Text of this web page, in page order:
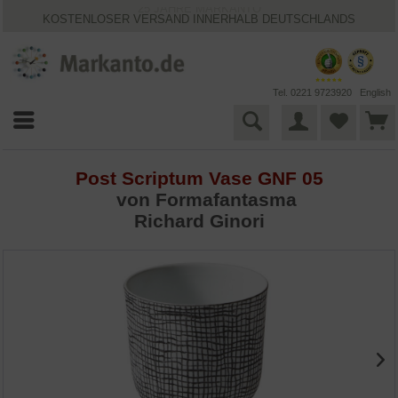
KOSTENLOSER VERSAND INNERHALB DEUTSCHLANDS
BESTPRICE-GARANTIE
Tel. 0221 9723920 English
Post Scriptum Vase GNF 05
von Formafantasma
Richard Ginori